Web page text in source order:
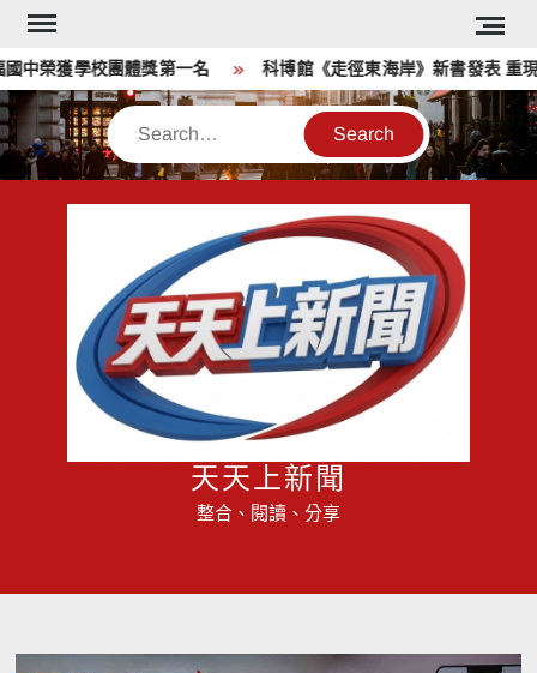
Skip
content
榮獲學校團體獎第一名 科博館《走徑東海岸》新書發表 重現
Search
天天上新聞
整合、閱讀、分享